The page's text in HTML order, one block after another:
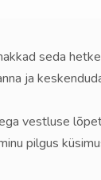
seda
ja
vestluse
pilgus